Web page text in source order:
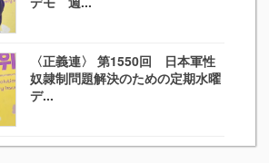
〈正義連〉 第1550回 日本軍性
奴隷制問題解決のための定期水曜
デ...